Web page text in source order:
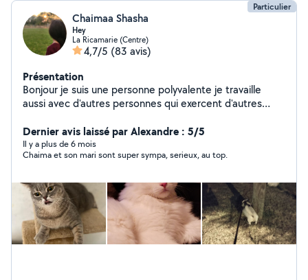
Particulier
Chaimaa Shasha
Hey
La Ricamarie (Centre)
4,7/5 (83 avis)
Présentation
Bonjour je suis une personne polyvalente je travaille
aussi avec d'autres personnes qui exercent d'autres
informatique et ménage garde d'animaux ...... je peux
très bien vous faciliter la tâche afin de vous mettre en
relation avec ces personnes professionnels n'hésitez
Dernier avis laissé par Alexandre : 5/5
Il y a plus de 6 mois
Chaima et son mari sont super sympa, serieux, au top.